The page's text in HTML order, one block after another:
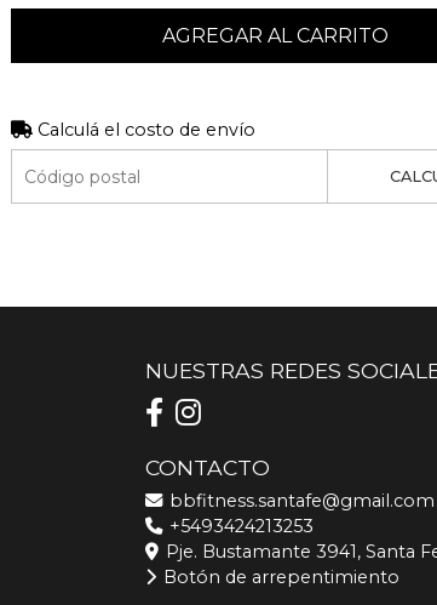
AGREGAR AL CARRITO
Calculá el costo de envío
NUESTRAS REDES
CONTACTO
bbfitness.santafe@gmail.com
+5493424213253
Pje. Bustamante 3941, Santa
Botón de arrepentimiento